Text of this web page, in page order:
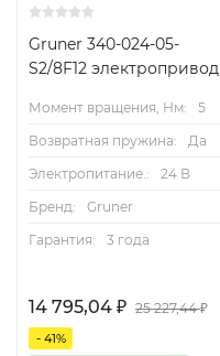
Gruner 340-024-05-
S2/8F12 электропривод
Момент вращения, Нм:
5
Возвратная пружина:
Да
Электропитание.:
24 В
Бренд:
Gruner
Гарантия:
3 года
14 795,04 ₽ 25 227,44₽
- 41%